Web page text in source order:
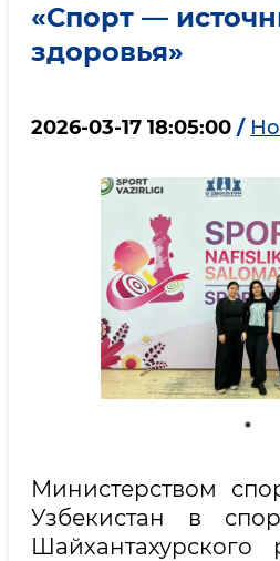
«Спорт —
здоровья»
2026-03-17 18:05:00 /
Министерством
Узбекистан в
Шайхантахурского